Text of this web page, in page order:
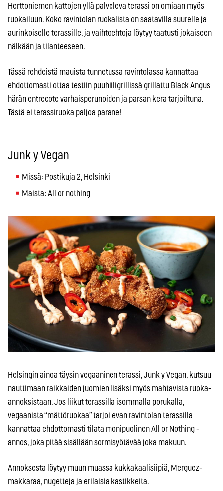
Herttoniemen kattojen yllä palveleva terassi on omiaan myös
ruokailuun. Koko ravintolan ruokalista on saatavilla suurelle ja
aurinkoiselle terassille, ja vaihtoehtoja löytyy taatusti jokaiseen
nälkään ja tilanteeseen.
Tässä rehdeistä mauista tunnetussa ravintolassa kannattaa
ehdottomasti ottaa testiin puuhiiligrillissä grillattu Black Angus
härän entrecote varhaisperunoiden ja parsan kera tarjoiltuna.
Tästä ei terassiruoka paljoa parane!
Junk y Vegan
Missä: Postikuja 2, Helsinki
Maista: All or nothing
Helsingin ainoa täysin vegaaninen terassi, Junk y Vegan, kutsuu
nauttimaan raikkaiden juomien lisäksi myös mahtavista ruoka-
annoksistaan. Jos liikut terassilla isommalla porukalla,
vegaanista “mättöruokaa” tarjoilevan ravintolan terassilla
kannattaa ehdottomasti tilata monipuolinen All or Nothing -
annos, joka pitää sisällään sormisyötävää joka makuun.
Annoksesta löytyy muun muassa kukkakaalisiipiä, Merguez-
makkaraa, nugetteja ja erilaisia kastikkeita.